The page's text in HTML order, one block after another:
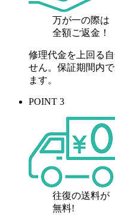
万が一の際は
全額ご返金！
修理代金を上回る
せん。保証期間内
ます。
POINT 3
往復の送料が
無料!